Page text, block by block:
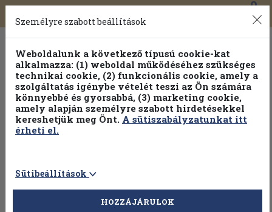
Toggle
navigation
0
Vissza az előző oldalra Válasszon példányt
Személyre szabott beállítások
Weboldalunk a következő típusú cookie-kat
alkalmazza: (1) weboldal működéséhez szükséges
technikai cookie, (2) funkcionális cookie, amely a
szolgáltatás igénybe vételét teszi az Ön számára
könnyebbé és gyorsabbá, (3) marketing cookie,
amely alapján személyre szabott hirdetésekkel
kereshetjük meg Önt. A sütiszabályzatunkat itt
érheti el.
Sütibeállítások
HOZZÁJÁRULOK